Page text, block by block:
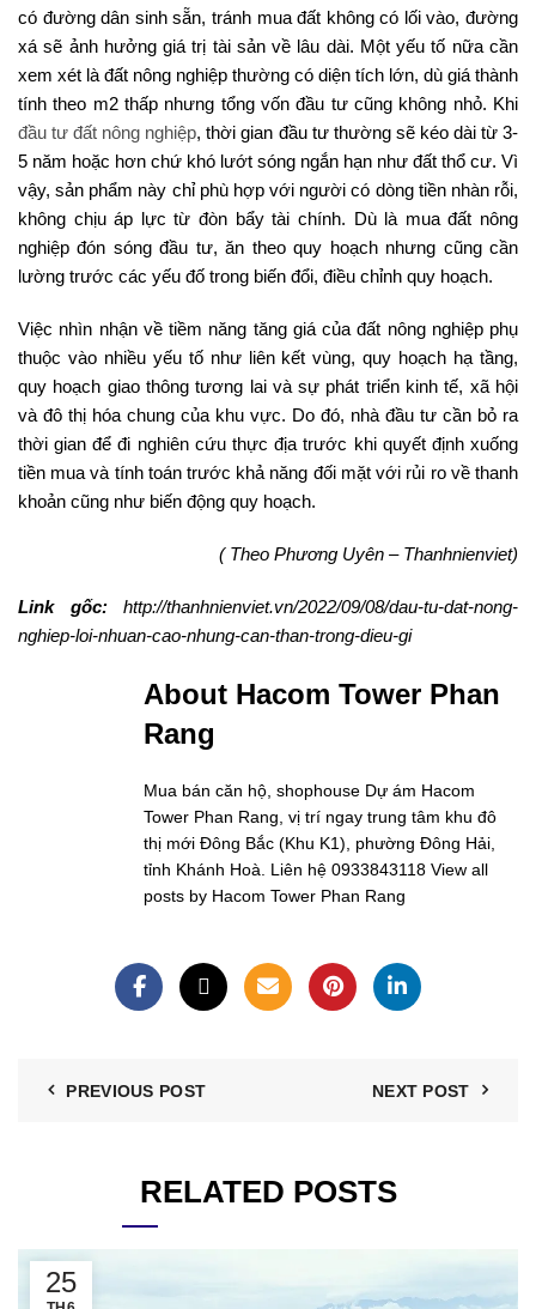
có đường dân sinh sẵn, tránh mua đất không có lối vào, đường
xá sẽ ảnh hưởng giá trị tài sản về lâu dài. Một yếu tố nữa cần
xem xét là đất nông nghiệp thường có diện tích lớn, dù giá thành
tính theo m2 thấp nhưng tổng vốn đầu tư cũng không nhỏ. Khi
đầu tư đất nông nghiệp, thời gian đầu tư thường sẽ kéo dài từ 3-
5 năm hoặc hơn chứ khó lướt sóng ngắn hạn như đất thổ cư. Vì
vậy, sản phẩm này chỉ phù hợp với người có dòng tiền nhàn rỗi,
không chịu áp lực từ đòn bẩy tài chính. Dù là mua đất nông
nghiệp đón sóng đầu tư, ăn theo quy hoạch nhưng cũng cần
lường trước các yếu đố trong biến đổi, điều chỉnh quy hoạch.
Việc nhìn nhận về tiềm năng tăng giá của đất nông nghiệp phụ
thuộc vào nhiều yếu tố như liên kết vùng, quy hoạch hạ tầng,
quy hoạch giao thông tương lai và sự phát triển kinh tế, xã hội
và đô thị hóa chung của khu vực. Do đó, nhà đầu tư cần bỏ ra
thời gian để đi nghiên cứu thực địa trước khi quyết định xuống
tiền mua và tính toán trước khả năng đối mặt với rủi ro về thanh
khoản cũng như biến động quy hoạch.
( Theo Phương Uyên – Thanhnienviet)
Link gốc:http://thanhnienviet.vn/2022/09/08/dau-tu-dat-nong-
nghiep-loi-nhuan-cao-nhung-can-than-trong-dieu-gi
About Hacom Tower Phan
Rang
Mua bán căn hộ, shophouse Dự ám Hacom
Tower Phan Rang, vị trí ngay trung tâm khu đô
thị mới Đông Bắc (Khu K1), phường Đông Hải,
tỉnh Khánh Hoà. Liên hệ 0933843118 View all
posts by Hacom Tower Phan Rang
PREVIOUS POST NEXT POST
RELATED POSTS
25